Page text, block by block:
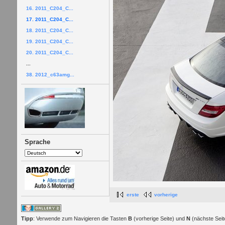
16. 2011_C204_C...
17. 2011_C204_C...
18. 2011_C204_C...
19. 2011_C204_C...
20. 2011_C204_C...
38. 2012_c63amg...
Sprache
erste vorherige
Tipp: Verwende zum Navigieren die Tasten B(vorherige Seite) und N(nächste